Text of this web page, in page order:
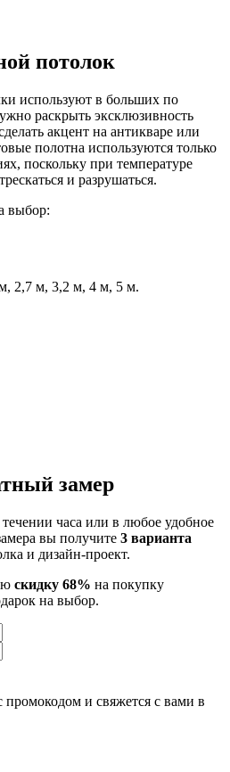
потолок
используют в больших по
раскрыть эксклюзивность
акцент на антикваре или
полотна используются только
поскольку при температуре
и разрушаться.
выбор:
2,7 м, 3,2 м, 4 м, 5 м.
замер
часа или в любое удобное
вы получите 3 варианта
и дизайн-проект.
скидку 68% на покупку
на выбор.
и свяжется с вами в